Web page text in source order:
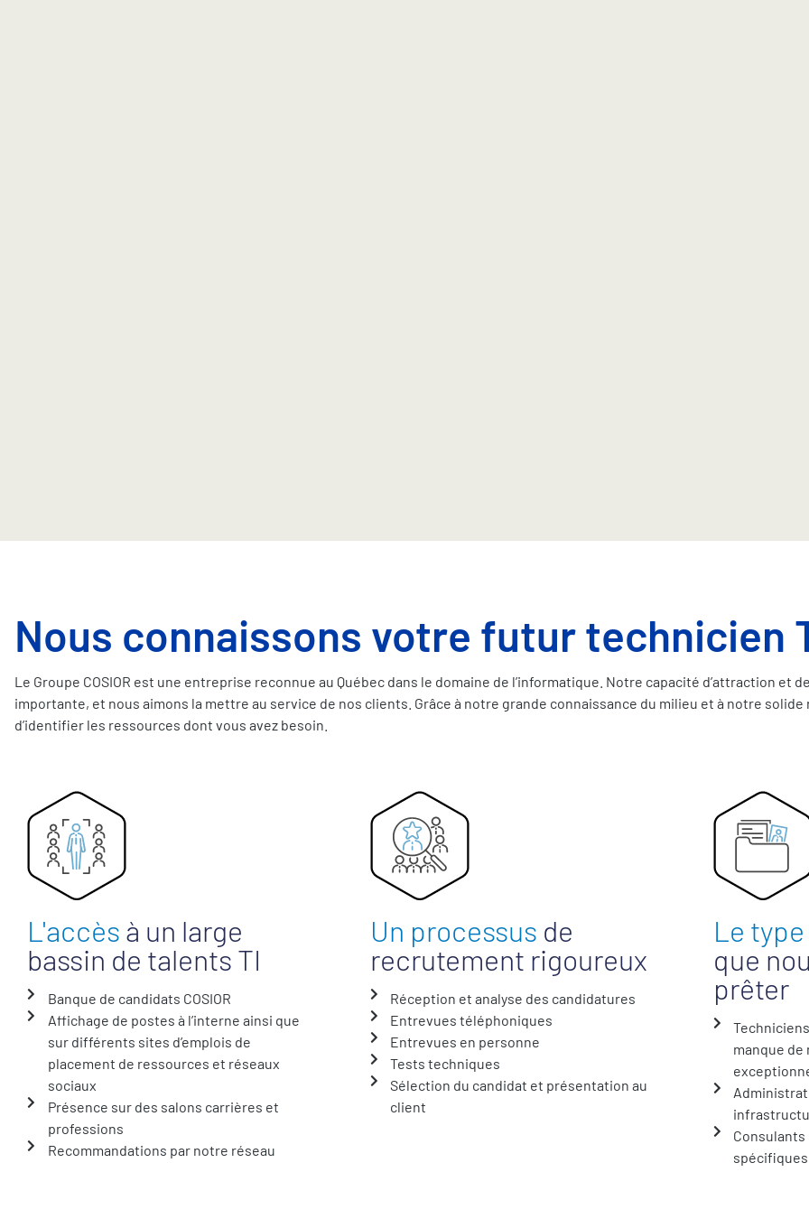
Nous connaissons votre futur technicien
Le Groupe COSIOR est une entreprise reconnue au Québec dans le domaine de l’informatique. Notre capacité d’attraction et
importante, et nous aimons la mettre au service de nos clients. Grâce à notre grande connaissance du milieu et à notre solide
d’identifier les ressources dont vous avez besoin.
L'accès à un large
bassin de talents TI
Banque de candidats COSIOR
Affichage de postes à l’interne ainsi que
sur différents sites d’emplois de
placement de ressources et réseaux
sociaux
Présence sur des salons carrières et
professions
Recommandations par notre réseau
Un processus de
recrutement rigoureux
Réception et analyse des candidatures
Entrevues téléphoniques
Entrevues en personne
Tests techniques
Sélection du candidat et présentation au
client
Le
que
prêter
manque de
spécifiques